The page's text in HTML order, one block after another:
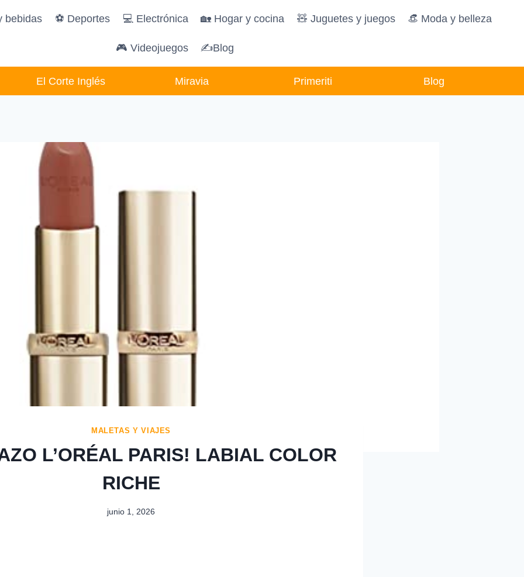
bebidas ️⚽️ Deportes 💻 Electrónica 🏡 Hogar y cocina 🧸️ Juguetes y juegos 👒 Moda y belleza
🎮 Videojuegos ✍Blog
El Corte Inglés Miravia Primeriti Blog
MALETAS Y VIAJES
L’ORÉAL PARIS! LABIAL COLOR
RICHE
junio 1, 2026